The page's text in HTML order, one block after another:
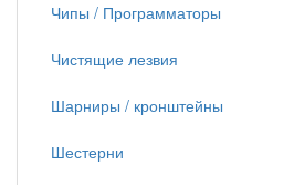
Чипы / Программаторы
Чистящие лезвия
Шарниры / кронштейны
Шестерни